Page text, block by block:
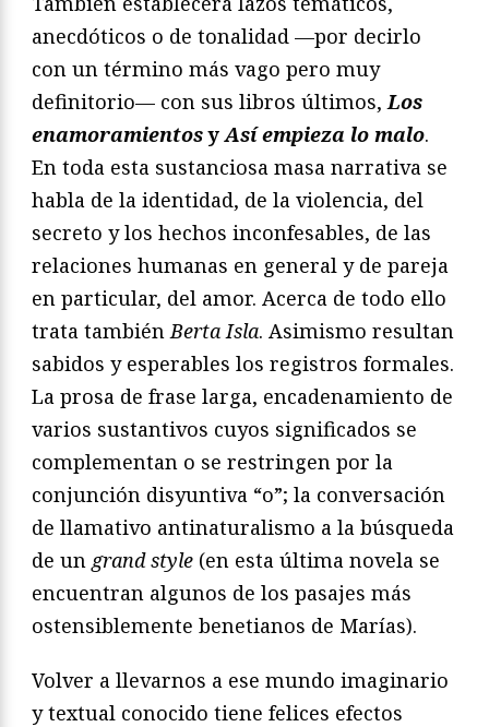
anecdóticos o de tonalidad —por decirlo
con un término más vago pero muy
definitorio— con sus libros últimos, Los
enamoramientosyAsí empieza lo malo.
En toda esta sustanciosa masa narrativa se
habla de la identidad, de la violencia, del
secreto y los hechos inconfesables, de las
relaciones humanas en general y de pareja
en particular, del amor. Acerca de todo ello
trata también Berta Isla. Asimismo resultan
sabidos y esperables los registros formales.
La prosa de frase larga, encadenamiento de
varios sustantivos cuyos significados se
complementan o se restringen por la
conjunción disyuntiva “o”; la conversación
de llamativo antinaturalismo a la búsqueda
de un grand style (en esta última novela se
encuentran algunos de los pasajes más
ostensiblemente benetianos de Marías).
Volver a llevarnos a ese mundo imaginario
y textual conocido tiene felices efectos